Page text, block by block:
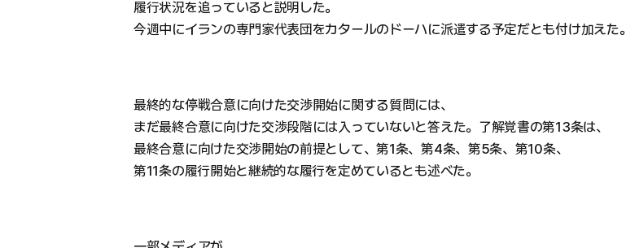
履行状況を追っていると説明した。
今週中にイランの専門家代表団をカタールのドーハに派遣する予定だとも付け加えた。
最終的な停戦合意に向けた交渉開始に関する質問には、
まだ最終合意に向けた交渉段階には入っていないと答えた。了解覚書の第13条は、
最終合意に向けた交渉開始の前提として、第1条、第4条、第5条、第10条、
第11条の履行開始と継続的な履行を定めているとも述べた。